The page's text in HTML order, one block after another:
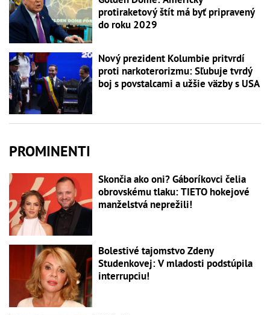
protiraketový štít má byť pripravený
do roku 2029
Nový prezident Kolumbie pritvrdí
proti narkoterorizmu: Sľubuje tvrdý
boj s povstalcami a užšie väzby s USA
PROMINENTI
Skončia ako oni? Gáboríkovci čelia
obrovskému tlaku: TIETO hokejové
manželstvá neprežili!
Bolestivé tajomstvo Zdeny
Studenkovej: V mladosti podstúpila
interrupciu!